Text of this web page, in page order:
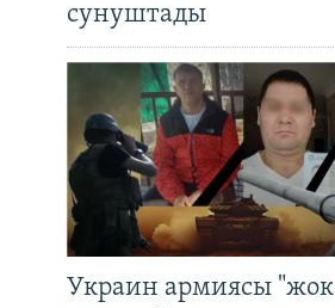
сунуштады
Украин армиясы "жок